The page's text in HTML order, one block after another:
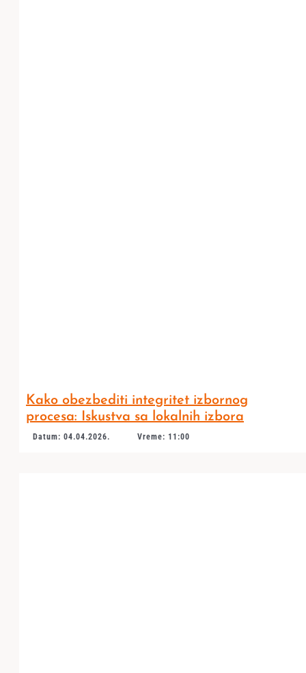
Kako obezbediti integritet izbornog
procesa: Iskustva sa lokalnih izbora
Datum: 04.04.2026. Vreme: 11:00